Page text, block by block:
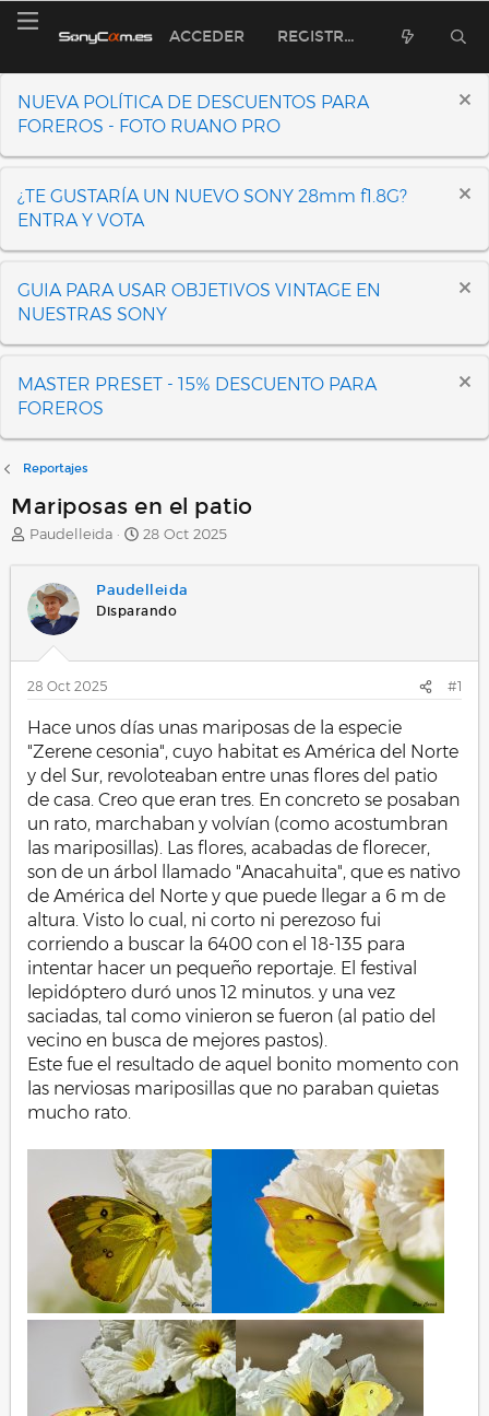
ACCEDER REGISTRARSE
NUEVA POLÍTICA DE DESCUENTOS PARA
FOREROS - FOTO RUANO PRO
¿TE GUSTARÍA UN NUEVO SONY 28mm f1.8G?
ENTRA Y VOTA
GUIA PARA USAR OBJETIVOS VINTAGE EN
NUESTRAS SONY
MASTER PRESET - 15% DESCUENTO PARA
FOREROS
Reportajes
Mariposas en el patio
A
o
r
Paudelleida
F
h
a
c
i
o
28 Oct 2025
Paudelleida
Disparando
28 Oct 2025 #1
Hace unos días unas mariposas de la especie
"Zerene cesonia", cuyo habitat es América del Norte
y del Sur, revoloteaban entre unas flores del patio
de casa. Creo que eran tres. En concreto se posaban
un rato, marchaban y volvían (como acostumbran
las mariposillas). Las flores, acabadas de florecer,
son de un árbol llamado "Anacahuita", que es nativo
de América del Norte y que puede llegar a 6 m de
altura. Visto lo cual, ni corto ni perezoso fui
corriendo a buscar la 6400 con el 18-135 para
intentar hacer un pequeño reportaje. El festival
lepidóptero duró unos 12 minutos. y una vez
saciadas, tal como vinieron se fueron (al patio del
vecino en busca de mejores pastos).
Este fue el resultado de aquel bonito momento con
las nerviosas mariposillas que no paraban quietas
mucho rato.